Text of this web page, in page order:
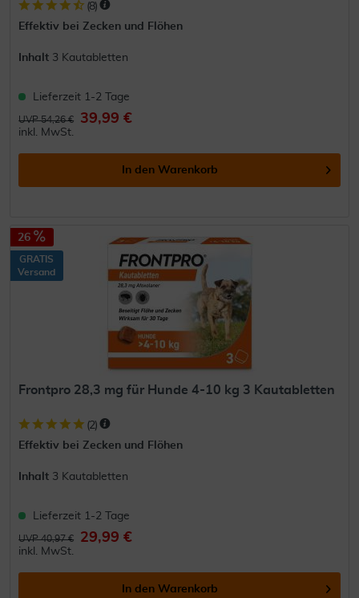
(8)
Effektiv bei Zecken und Flöhen
Inhalt 3 Kautabletten
Lieferzeit 1-2 Tage
UVP 54,26 € 39,99 €
inkl. MwSt.
In den Warenkorb
26
GRATIS
Versand
Frontpro 28,3 mg für Hunde 4-10 kg 3 Kautabletten
(2)
Effektiv bei Zecken und Flöhen
Inhalt 3 Kautabletten
Lieferzeit 1-2 Tage
UVP 40,97 € 29,99 €
inkl. MwSt.
In den Warenkorb